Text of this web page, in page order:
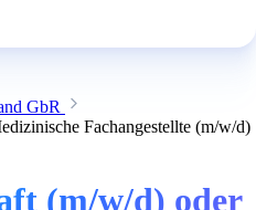
GbR
Fachangestellte (m/w/d)
(m/w/d) oder